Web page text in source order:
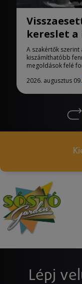
kereslet
A szakértők
kiszámíthatóbb
megoldások felé
2026. augusztus 09.
Lépj